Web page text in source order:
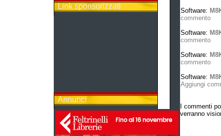
Link sponsorizzati
Annunci
Software:
commento
Software:
commento
Software:
commento
Software:
Aggiungi
I commenti
verranno